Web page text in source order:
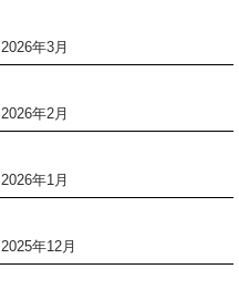
2026年3月
2026年2月
2026年1月
2025年12月